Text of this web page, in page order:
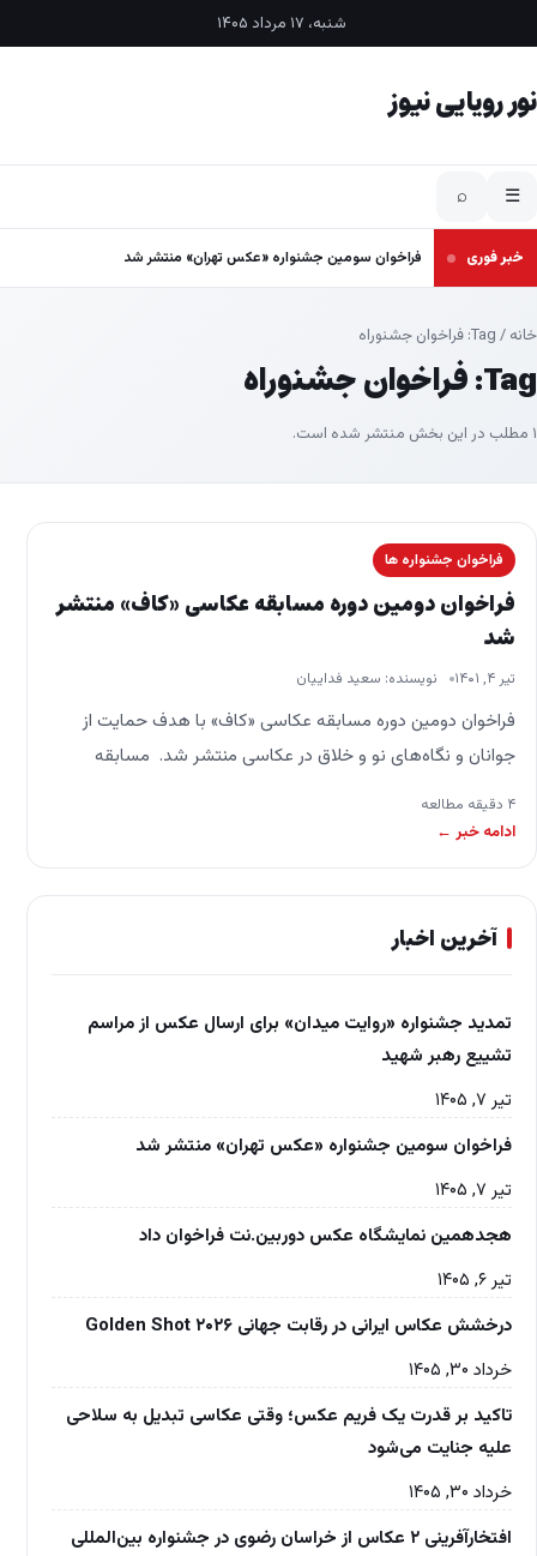
شنبه، ۱۷ مرداد ۱۴۰۵
نور رویایی نیوز
☰
⌕
خبر فوری فراخوان سومین جشنواره «عکس تهران» منتشر شد
خانه / Tag: فراخوان جشنوراه
Tag: فراخوان جشنوراه
۱ مطلب در این بخش منتشر شده است.
فراخوان جشنواره ها
فراخوان دومین دوره مسابقه عکاسی «کاف» منتشر
شد
تیر ۴, ۱۴۰۱ نویسنده: سعید فداییان
فراخوان دومین دوره مسابقه عکاسی «کاف» با هدف حمایت از
جوانان و نگاه‌های نو و خلاق در عکاسی منتشر شد. مسابقه
عکاسی «کاف» با هدف… ۴ دقیقه مطالعه
ادامه خبر ←
آخرین اخبار
تمدید جشنواره «روایت میدان» برای ارسال عکس از مراسم
تشییع رهبر شهید
تیر ۷, ۱۴۰۵
فراخوان سومین جشنواره «عکس تهران» منتشر شد
تیر ۷, ۱۴۰۵
هجدهمین نمایشگاه عکس دوربین.نت فراخوان داد
تیر ۶, ۱۴۰۵
درخشش عکاس ایرانی در رقابت جهانی Golden Shot ۲۰۲۶
خرداد ۳۰, ۱۴۰۵
تاکید بر قدرت یک فریم عکس؛ وقتی عکاسی تبدیل به سلاحی
علیه جنایت می‌شود
خرداد ۳۰, ۱۴۰۵
افتخارآفرینی ۲ عکاس از خراسان رضوی در جشنواره بین‌المللی